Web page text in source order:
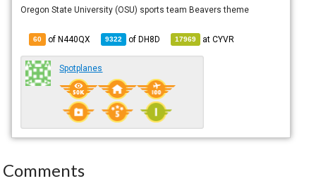
Oregon State University (OSU) sports team Beavers theme
60 of N440QX 9322 ofDH8D 17969 atCYVR
Spotplanes
Comments